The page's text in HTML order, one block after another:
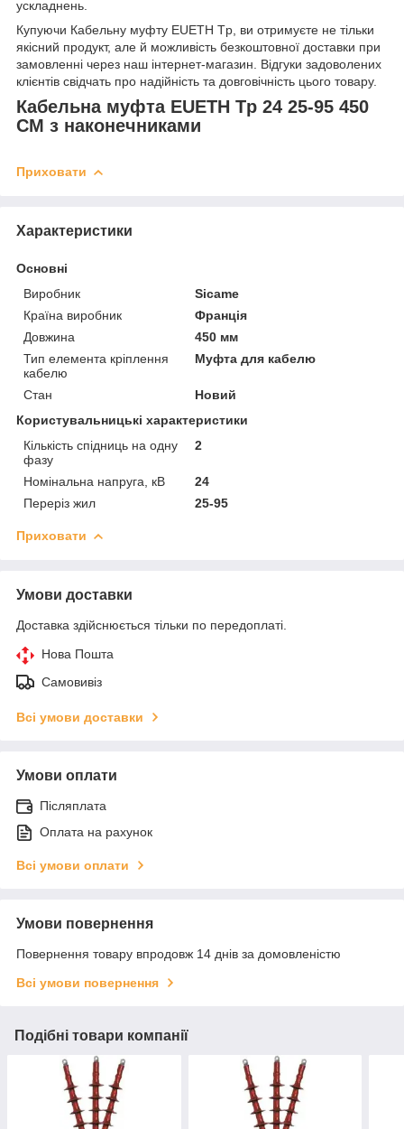
ускладнень.
Купуючи Кабельну муфту EUETH Tp, ви отримуєте не тільки
якісний продукт, але й можливість безкоштовної доставки при
замовленні через наш інтернет-магазин. Відгуки задоволених
клієнтів свідчать про надійність та довговічність цього товару.
Кабельна муфта EUETH Tp 24 25-95 450
СМ з наконечниками
Приховати
Характеристики
Основні
Виробник
Sicame
Країна виробник
Франція
Довжина
450 мм
Тип елемента кріплення
кабелю
Муфта для кабелю
Стан
Новий
Користувальницькі характеристики
Кількість спідниць на одну
фазу
2
Номінальна напруга, кВ
24
Переріз жил
25-95
Приховати
Умови доставки
Доставка здійснюється тільки по передоплаті.
Нова Пошта
Самовивіз
Всі умови доставки
Умови оплати
Післяплата
Оплата на рахунок
Всі умови оплати
Умови повернення
Повернення товару впродовж 14 днів за домовленістю
Всі умови повернення
Подібні товари компанії